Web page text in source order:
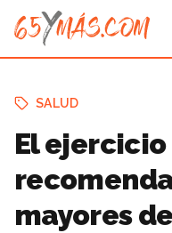
SALUD
El ejercicio
mayores